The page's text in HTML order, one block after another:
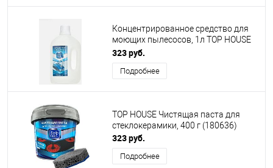
Концентрированное средство для
моющих пылесосов, 1л TOP HOUSE
Концентрированное средство для
моющих пылесосов, 1л. (180889)
323 руб.
Подробнее
TOP HOUSE Чистящая паста для
стеклокерамики, 400 г (180636)
323 руб.
Подробнее